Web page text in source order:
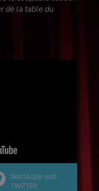
de la table du
PARTAGER SUR
TWITTER